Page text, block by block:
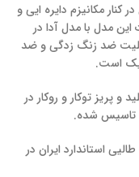
کنار مکانیزم دایره ایی و
این مدل با مدل آدا در
ضد زنگ زدگی و ضد
است.
و پریز توکار و روکار در
استاندارد ایران در